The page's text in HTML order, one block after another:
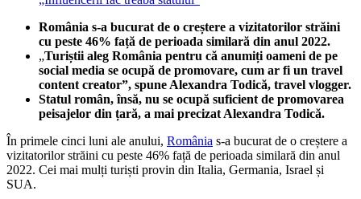
România s-a bucurat de o creștere a vizitatorilor străini
cu peste 46% față de perioada similară din anul 2022.
„Turiștii aleg România pentru că anumiți oameni de pe
social media se ocupă de promovare, cum ar fi un travel
content creator”, spune Alexandra Todică, travel vlogger.
Statul român, însă, nu se ocupă suficient de promovarea
peisajelor din țară, a mai precizat Alexandra Todică.
În primele cinci luni ale anului, România s-a bucurat de o creștere a
vizitatorilor străini cu peste 46% față de perioada similară din anul
2022. Cei mai mulți turiști provin din Italia, Germania, Israel și
SUA.